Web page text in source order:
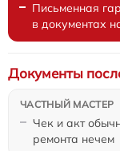
Письменная
в документах
Чек и акт
ремонта нечем
Документы